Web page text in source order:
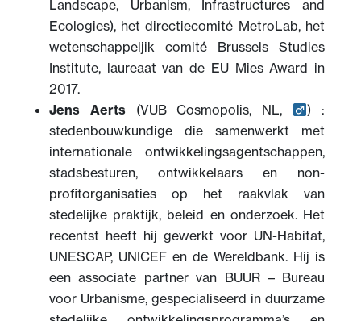
Landscape, Urbanism, Infrastructures and
Ecologies), het directiecomité MetroLab, het
wetenschappeljik comité Brussels Studies
Institute, laureaat van de EU Mies Award in
2017.
Jens Aerts(VUB Cosmopolis, NL,
) :
stedenbouwkundige die samenwerkt met
internationale ontwikkelingsagentschappen,
stadsbesturen, ontwikkelaars en non-
profitorganisaties op het raakvlak van
stedelijke praktijk, beleid en onderzoek. Het
recentst heeft hij gewerkt voor UN-Habitat,
UNESCAP, UNICEF en de Wereldbank. Hij is
een associate partner van BUUR – Bureau
voor Urbanisme, gespecialiseerd in duurzame